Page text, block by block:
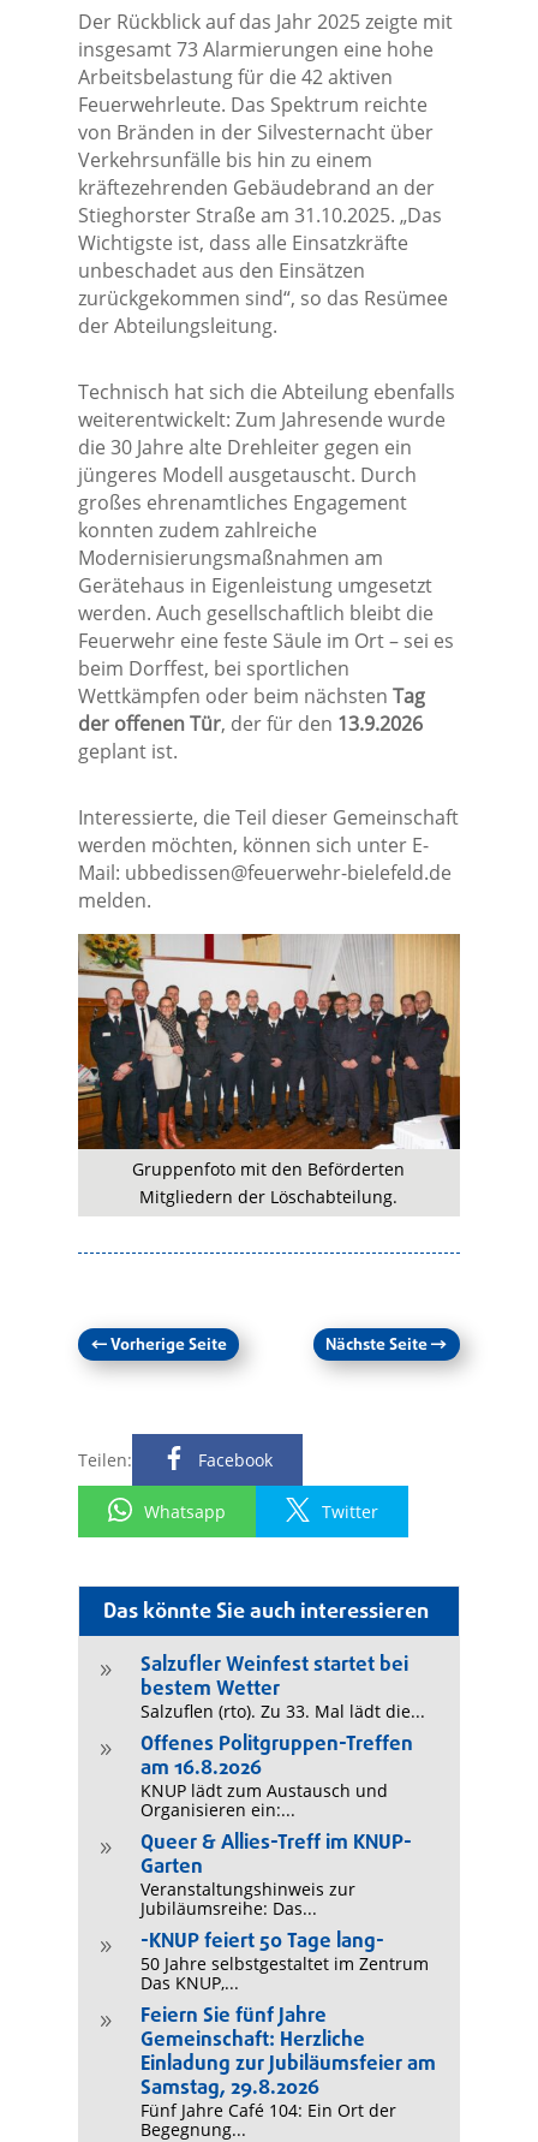
Das könnte Sie auch interessieren
9
Salzufler Weinfest startet bei
bestem Wetter
Salzuflen (rto). Zu 33. Mal lädt die...
9
Offenes Politgruppen-Treffen
am 16.8.2026
KNUP lädt zum Austausch und
Organisieren ein:...
9
Queer & Allies-Treff im KNUP-
Garten
Veranstaltungshinweis zur
Jubiläumsreihe: Das...
9 -KNUP feiert 50 Tage lang-
50 Jahre selbstgestaltet im Zentrum
Das KNUP,...
9
Feiern Sie fünf Jahre
Gemeinschaft: Herzliche
Einladung zur Jubiläumsfeier am
Samstag, 29.8.2026
Fünf Jahre Café 104: Ein Ort der
Begegnung...
Der Rückblick auf das Jahr 2025 zeigte mit
insgesamt 73 Alarmierungen eine hohe
Arbeitsbelastung für die 42 aktiven
Feuerwehrleute. Das Spektrum reichte
von Bränden in der Silvesternacht über
Verkehrsunfälle bis hin zu einem
kräftezehrenden Gebäudebrand an der
Stieghorster Straße am 31.10.2025. „Das
Wichtigste ist, dass alle Einsatzkräfte
unbeschadet aus den Einsätzen
zurückgekommen sind“, so das Resümee
der Abteilungsleitung.
Technisch hat sich die Abteilung ebenfalls
weiterentwickelt: Zum Jahresende wurde
die 30 Jahre alte Drehleiter gegen ein
jüngeres Modell ausgetauscht. Durch
großes ehrenamtliches Engagement
konnten zudem zahlreiche
Modernisierungsmaßnahmen am
Gerätehaus in Eigenleistung umgesetzt
werden. Auch gesellschaftlich bleibt die
Feuerwehr eine feste Säule im Ort – sei es
beim Dorffest, bei sportlichen
Wettkämpfen oder beim nächsten Tag
der offenen Tür, der für den 13.9.2026
geplant ist.
Interessierte, die Teil dieser Gemeinschaft
werden möchten, können sich unter E-
Mail: ubbedissen@feuerwehr-bielefeld.de
melden.
Gruppenfoto mit den Beförderten
Mitgliedern der Löschabteilung.
←Vorherige Seite Nächste Seite→
Teilen: Facebook
Whatsapp Twitter